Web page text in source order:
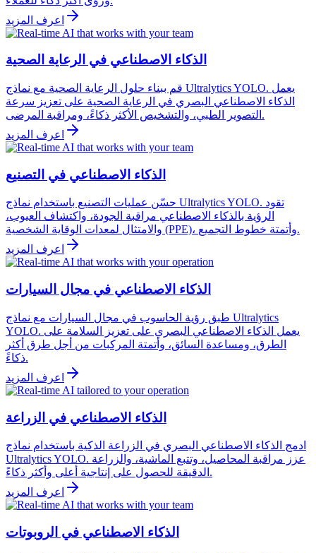
اعرف المزيد
الذكاء الاصطناعي في الرعاية الصحية
قم ببناء حلول الرعاية الصحية مع نماذج Ultralytics YOLO. يعمل
الذكاء الاصطناعي البصري في الرعاية الصحية على تعزيز سرعة
التصوير الطبي، والتشخيص الأكثر ذكاءً، ومراقبة المرضى.
اعرف المزيد
الذكاء الاصطناعي في التصنيع
حسّن عمليات التصنيع باستخدام نماذج Ultralytics YOLO. تقود
الرؤية بالذكاء الاصطناعي مراقبة الجودة، واكتشاف العيوب،
والامتثال لمعدات الوقاية الشخصية (PPE)، وأتمتة خطوط التجميع.
اعرف المزيد
الذكاء الاصطناعي في مجال السيارات
طبق رؤية الحاسوب في مجال السيارات مع نماذج Ultralytics
YOLO. يعمل الذكاء الاصطناعي البصري على تعزيز السلامة على
الطرق، ومساعدة السائق، وأتمتة المركبات من أجل طرق أكثر
ذكاءً.
اعرف المزيد
الذكاء الاصطناعي في الزراعة
ادمج الذكاء الاصطناعي البصري في الزراعة الذكية باستخدام نماذج
Ultralytics YOLO. عزز مراقبة المحاصيل، وتتبع الماشية، والزراعة
الدقيقة للحصول على إنتاجية أعلى وأكثر ذكاءً.
اعرف المزيد
الذكاء الاصطناعي في الروبوتات